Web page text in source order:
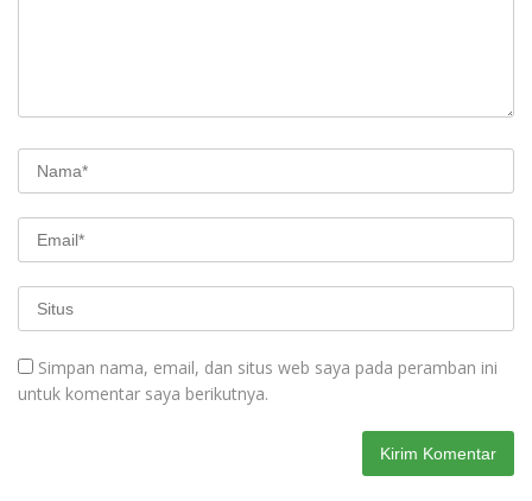
Simpan nama, email, dan situs web saya pada peramban ini
untuk komentar saya berikutnya.